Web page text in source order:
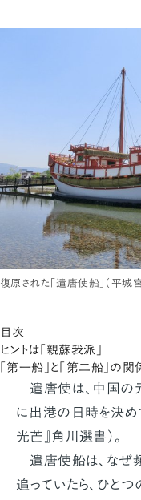
復原された「遣唐使船」（平城
目次
ヒントは「親蘇我派」
「第一船」と「第二船」の関
遣唐使は、中国の
に出港の日時を決め
光芒』角川選書）。
遣唐使船は、なぜ
追っていたら、ひとつ